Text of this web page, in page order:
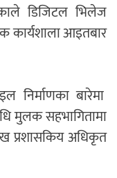
डिजिटल भिलेज
कार्यशाला आइतबार
निर्माणका बारेमा
मुलक सहभागितामा
प्रशासकिय अधिकृत